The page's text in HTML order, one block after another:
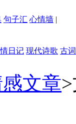
句子汇 心情墙 |
日记 现代诗歌 古
文章>